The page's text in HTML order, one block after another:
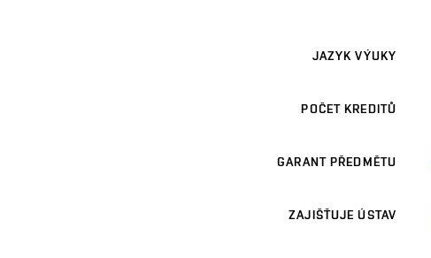
JAZYK VÝUKY
POČET KREDITŮ
GARANT PŘEDMĚTU
ZAJIŠŤUJE ÚSTAV